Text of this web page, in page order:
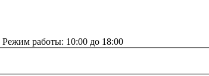
Режим работы: 10:00 до 18:00